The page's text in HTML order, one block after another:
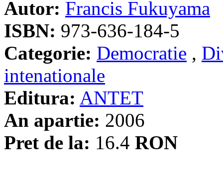
Autor: Francis Fukuyama
ISBN: 973-636-184-5
Categorie: Democratie ,
intenationale
Editura: ANTET
An apartie: 2006
Pret de la: 16.4 RON